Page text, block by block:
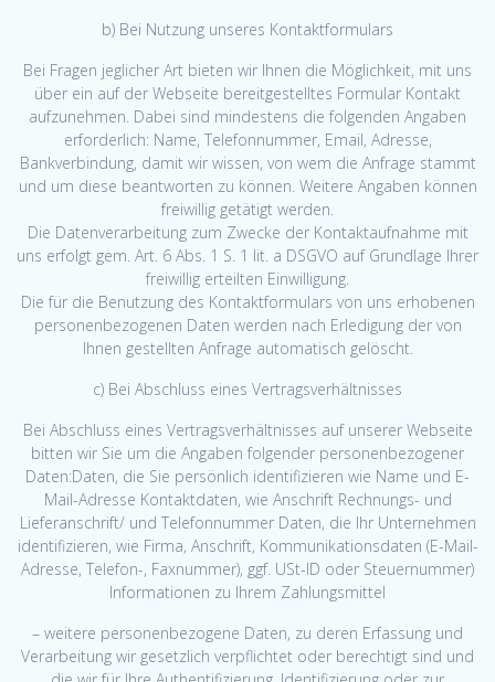
b) Bei Nutzung unseres Kontaktformulars
Bei Fragen jeglicher Art bieten wir Ihnen die Möglichkeit, mit uns
über ein auf der Webseite bereitgestelltes Formular Kontakt
aufzunehmen. Dabei sind mindestens die folgenden Angaben
erforderlich: Name, Telefonnummer, Email, Adresse,
Bankverbindung, damit wir wissen, von wem die Anfrage stammt
und um diese beantworten zu können. Weitere Angaben können
freiwillig getätigt werden.
Die Datenverarbeitung zum Zwecke der Kontaktaufnahme mit
uns erfolgt gem. Art. 6 Abs. 1 S. 1 lit. a DSGVO auf Grundlage Ihrer
freiwillig erteilten Einwilligung.
Die für die Benutzung des Kontaktformulars von uns erhobenen
personenbezogenen Daten werden nach Erledigung der von
Ihnen gestellten Anfrage automatisch gelöscht.
c) Bei Abschluss eines Vertragsverhältnisses
Bei Abschluss eines Vertragsverhältnisses auf unserer Webseite
bitten wir Sie um die Angaben folgender personenbezogener
Daten:Daten, die Sie persönlich identifizieren wie Name und E-
Mail-Adresse Kontaktdaten, wie Anschrift Rechnungs- und
Lieferanschrift/ und Telefonnummer Daten, die Ihr Unternehmen
identifizieren, wie Firma, Anschrift, Kommunikationsdaten (E-Mail-
Adresse, Telefon-, Faxnummer), ggf. USt-ID oder Steuernummer)
Informationen zu Ihrem Zahlungsmittel
– weitere personenbezogene Daten, zu deren Erfassung und
Verarbeitung wir gesetzlich verpflichtet oder berechtigt sind und